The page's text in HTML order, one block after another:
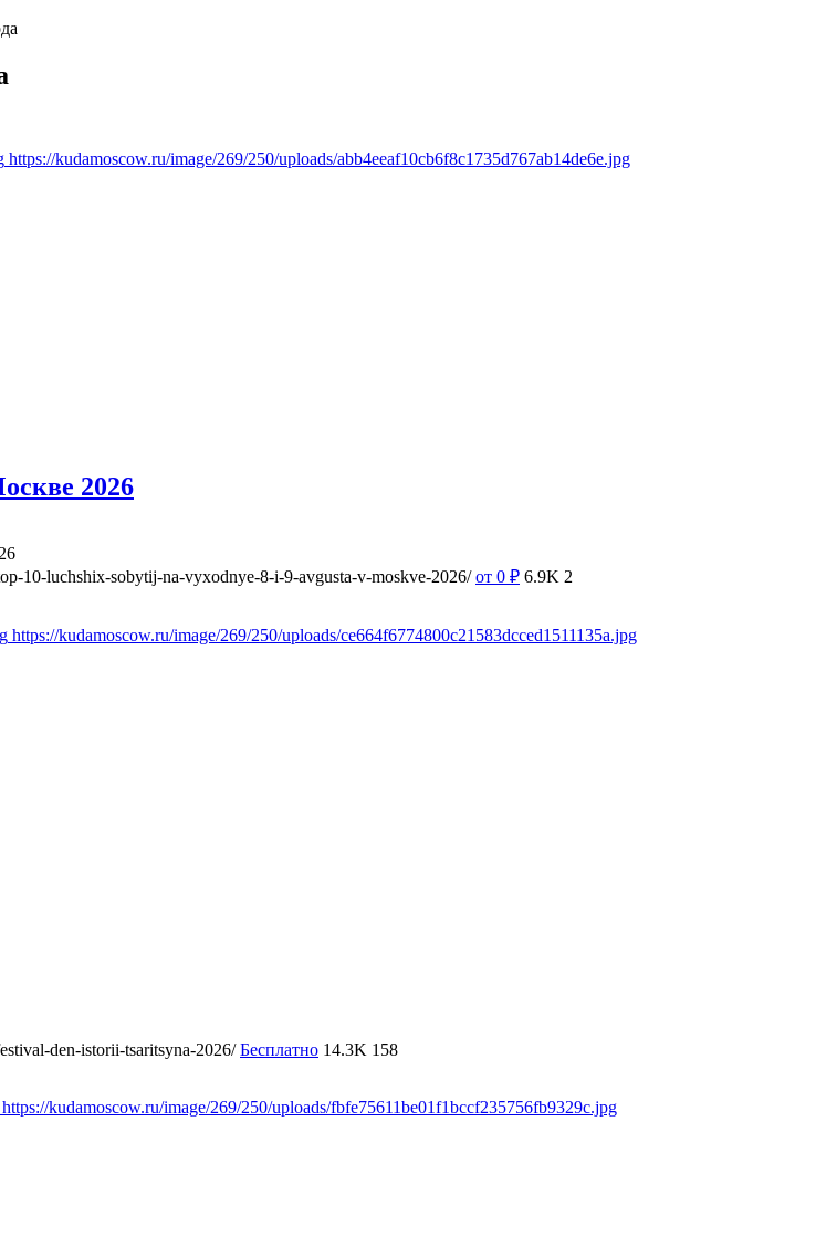
https://kudamoscow.ru/image/269/250/uploads/abb4eeaf10cb6f8c1735d767ab14de6e.jpg
2026
10-luchshix-sobytij-na-vyxodnye-8-i-9-avgusta-v-moskve-2026/ от 0 ₽ 6.9K 2
https://kudamoscow.ru/image/269/250/uploads/ce664f6774800c21583dcced1511135a.jpg
den-istorii-tsaritsyna-2026/ Бесплатно 14.3K 158
https://kudamoscow.ru/image/269/250/uploads/fbfe75611be01f1bccf235756fb9329c.jpg